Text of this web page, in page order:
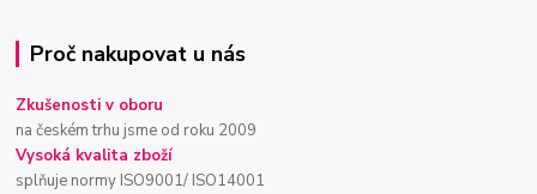
Proč nakupovat u nás
Zkušenosti v oboru
na českém trhu jsme od roku 2009
Vysoká kvalita zboží
splňuje normy ISO9001/ ISO14001